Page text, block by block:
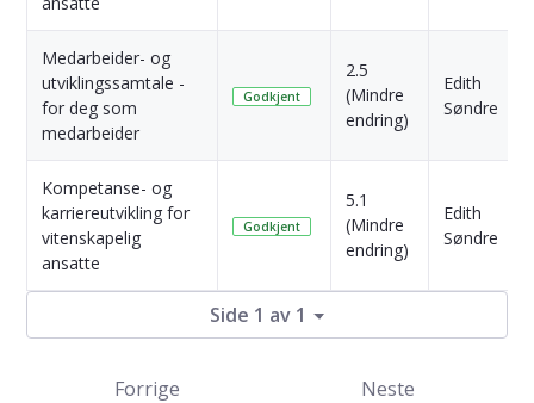
Medarbeider- og
utviklingssamtale -
for deg som
medarbeider
Godkjent
2.5
(Mindre
endring)
Edith
Søndre
Kompetanse- og
karriereutvikling for
vitenskapelig
ansatte
Godkjent
5.1
(Mindre
endring)
Edith
Søndre
Side 1 av 1
Forrige Neste